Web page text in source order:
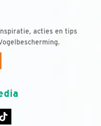
acties en tips